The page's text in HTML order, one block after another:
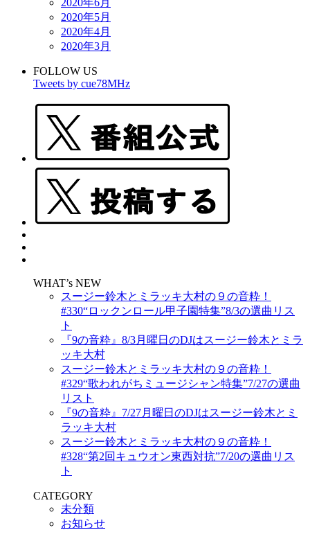
2020年6月
2020年5月
2020年4月
2020年3月
FOLLOW US
Tweets by cue78MHz
WHAT’s NEW
スージー鈴木とミラッキ大村の９の音粋！
#330“ロックンロール甲子園特集”8/3の選曲リス
ト
『9の音粋』8/3月曜日のDJはスージー鈴木とミラ
ッキ大村
スージー鈴木とミラッキ大村の９の音粋！
#329“歌われがちミュージシャン特集”7/27の選曲
リスト
『9の音粋』7/27月曜日のDJはスージー鈴木とミ
ラッキ大村
スージー鈴木とミラッキ大村の９の音粋！
#328“第2回キュウオン東西対抗”7/20の選曲リス
ト
CATEGORY
未分類
お知らせ